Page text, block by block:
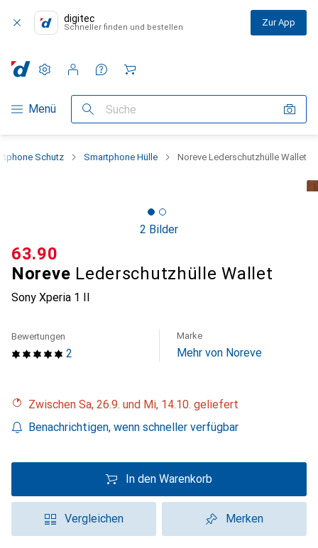
digitec
Schneller finden und bestellen Zur App
Navigation nach Kategorien
Menü Suche
Einstellungen
Kundenkonto
Vergleichslisten
Merklisten
Warenkorb
Schutz Smartphone Hülle Noreve Lederschutzhülle Wallet
2 Bilder
Noreve Lederschutzhülle Wallet
Sony Xperia 1 II
CHF
63.90
2
Bewertungen Marke
Mehr von Noreve
Zwischen Sa, 26.9. und Mi, 14.10. geliefert
Benachrichtigen, wenn schneller verfügbar
In den Warenkorb
Vergleichen Merken